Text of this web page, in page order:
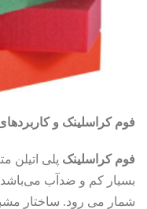
فوم کراسلینک و
فوم کراسلینک پلی اتیلن
بسیار کم و ضدآب
شمار می رود. ساختار